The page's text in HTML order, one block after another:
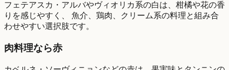
フェテアスカ・アルバやヴィオリカ系の白は、柑橘や花の香
りを感じやすく、 魚介、鶏肉、クリーム系の料理と組み合
わせやすい選択肢です。
肉料理なら赤